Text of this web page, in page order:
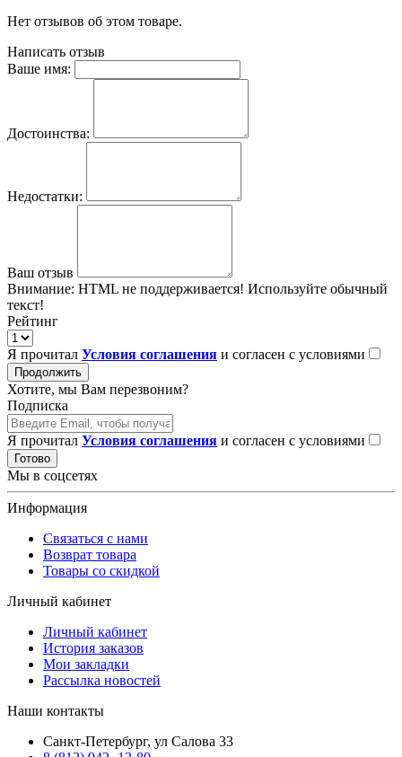
Нет отзывов об этом товаре.
Написать отзыв
Ваше имя:
Достоинства:
Недостатки:
Ваш отзыв
Внимание: HTML не поддерживается! Используйте обычный
текст!
Рейтинг
Я прочитал Условия соглашения и согласен с условиями
Продолжить
Хотите, мы Вам перезвоним?
Подписка
Я прочитал Условия соглашения и согласен с условиями
Готово
Мы в соцсетях
Информация
Связаться с нами
Возврат товара
Товары со скидкой
Личный кабинет
Личный кабинет
История заказов
Мои закладки
Рассылка новостей
Наши контакты
Санкт-Петербург, ул Салова 33